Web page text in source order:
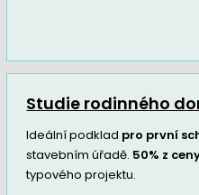
Studie rodinného
Ideální podklad pro první
stavebním úřadě. 50% z
typového projektu.